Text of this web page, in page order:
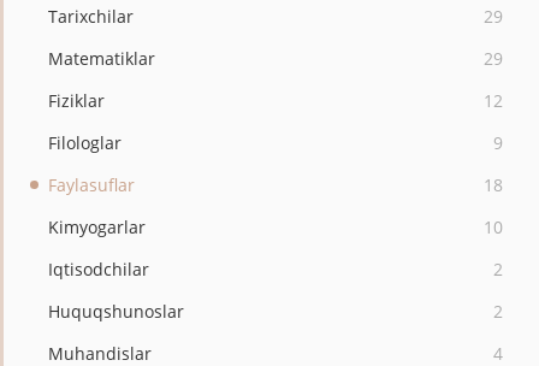
Tarixchilar
29
Matematiklar
29
Fiziklar
12
Filologlar
9
Faylasuflar
18
Kimyogarlar
10
Iqtisodchilar
2
Huquqshunoslar
2
Muhandislar
4